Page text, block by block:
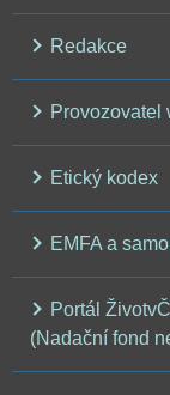
Redakce
Provozovatel
Etický kodex
EMFA a
Portál
(Nadační fond